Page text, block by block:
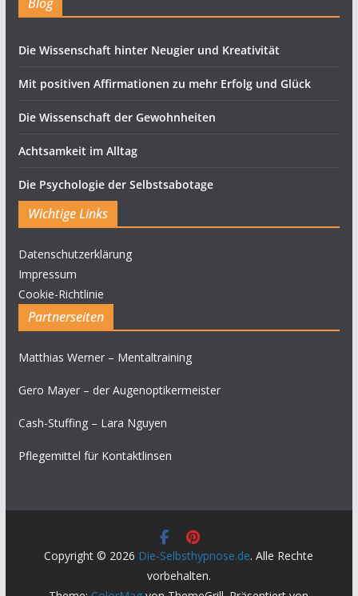
Die Wissenschaft hinter Neugier und Kreativität
Mit positiven Affirmationen zu mehr Erfolg und Glück
Die Wissenschaft der Gewohnheiten
Achtsamkeit im Alltag
Die Psychologie der Selbstsabotage
Wichtige Links
Datenschutzerklärung
Impressum
Cookie-Richtlinie
Partnerseiten
Matthias Werner – Mentaltraining
Gero Mayer – der Augenoptikermeister
Cash-Stuffing – Lara Nguyen
Pflegemittel für Kontaktlinsen
Copyright © 2026 Die-Selbsthypnose.de. Alle Rechte
vorbehalten.